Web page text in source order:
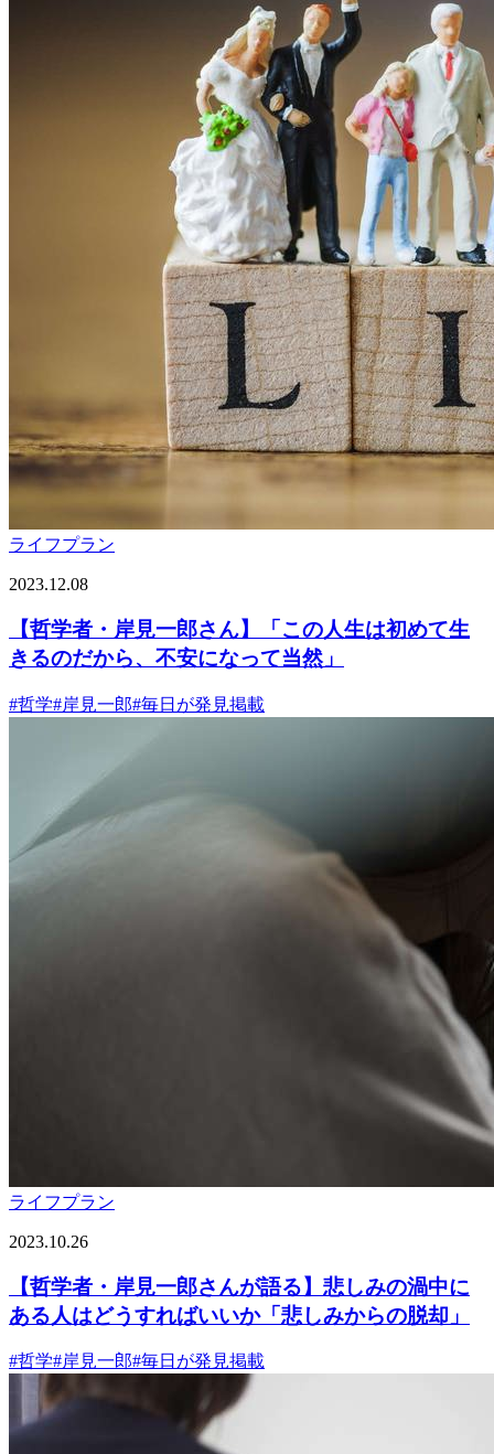
ライフプラン
2023.12.08
【哲学者・岸見一郎さん】「この人生は初めて生
きるのだから、不安になって当然」
#哲学#岸見一郎#毎日が発見掲載
ライフプラン
2023.10.26
【哲学者・岸見一郎さんが語る】悲しみの渦中に
ある人はどうすればいいか「悲しみからの脱却」
#哲学#岸見一郎#毎日が発見掲載